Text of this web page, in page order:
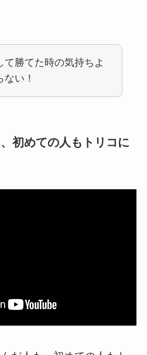
て勝てた時の気持ちよ
ない！
初めての人もトリコに